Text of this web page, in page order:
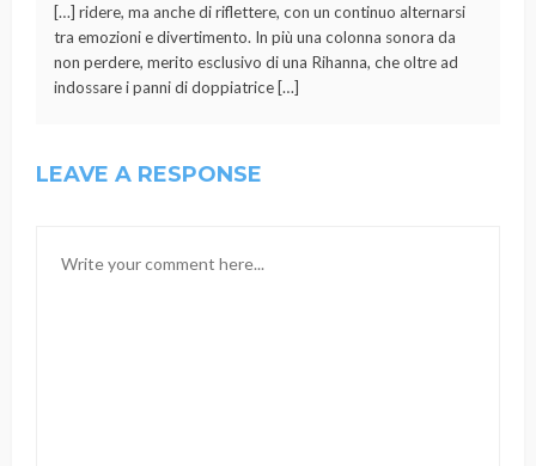
[…] ridere, ma anche di riflettere, con un continuo alternarsi
tra emozioni e divertimento. In più una colonna sonora da
non perdere, merito esclusivo di una Rihanna, che oltre ad
indossare i panni di doppiatrice […]
LEAVE A RESPONSE